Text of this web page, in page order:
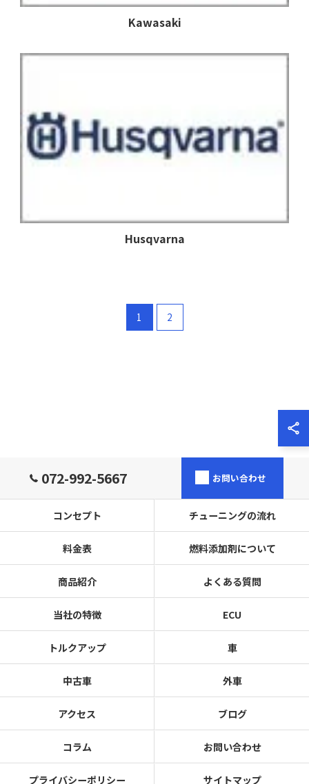
Kawasaki
Husqvarna
1 2
072-992-5667 お問い合わせ
コンセプト チューニングの流れ
料金表 燃料添加剤について
商品紹介 よくある質問
当社の特徴 ECU
トルクアップ 車
中古車 外車
アクセス ブログ
コラム お問い合わせ
プライバシーポリシー サイトマップ